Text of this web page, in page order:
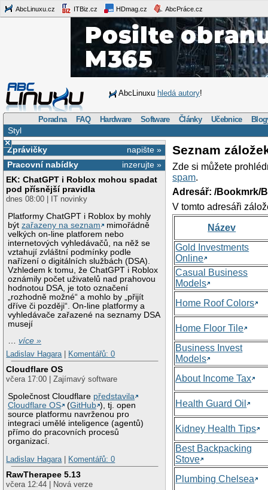
AbcLinuxu.cz ITBiz.cz HDmag.cz AbcPráce.cz
AbcLinuxu hledá autory!
Poradna FAQ Hardware Software Články Učebnice
Styl
×
napište »
Zprávičky
inzerujte »
Pracovní nabídky
EK: ChatGPT i Roblox mohou spadat
pod přísnější pravidla
dnes 08:00 | IT novinky
Platformy ChatGPT i Roblox by mohly
býtzařazeny na seznam
mimořádně
velkých on-line platforem nebo
internetových vyhledávačů, na něž se
vztahují zvláštní podmínky podle
nařízení o digitálních službách (DSA).
Vzhledem k tomu, že ChatGPT i Roblox
oznámily počet uživatelů nad prahovou
hodnotou DSA, je toto označení
„rozhodně možné“ a mohlo by „přijít
dříve či později“. On-line platformy a
vyhledávače zařazené na seznamy DSA
musejí
…více »
Ladislav Hagara
Komentářů: 0
Cloudflare OS
včera 17:00 | Zajímavý software
Společnost Cloudflare představila
Cloudflare OS
(GitHub ), tj. open
source platformu navrženou pro
integraci umělé inteligence (agentů)
přímo do pracovních procesů
organizací.
Ladislav Hagara
Komentářů: 0
RawTherapee 5.13
včera 12:44 | Nová verze
Seznam
Zde si můžete
spam.
Adresář: /Bookmrk/
V tomto adresáři
Název
Gold Investments
Online
Casual Business
Models
Home Roof Colors
Home Floor Tile
Business Invest
Models
About Income Tax
Health Guard Oil
Kidney Health Tips
Best Backpacking
Stove
Plumbing Chelsea